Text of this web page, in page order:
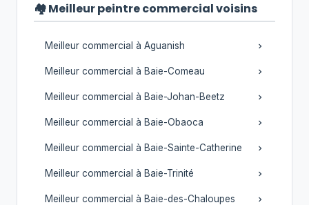
🏘️ Meilleur peintre commercial voisins
Meilleur commercial à Aguanish
Meilleur commercial à Baie-Comeau
Meilleur commercial à Baie-Johan-Beetz
Meilleur commercial à Baie-Obaoca
Meilleur commercial à Baie-Sainte-Catherine
Meilleur commercial à Baie-Trinité
Meilleur commercial à Baie-des-Chaloupes